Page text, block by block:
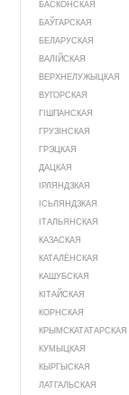
БАСКОНСКАЯ
БАЎГАРСКАЯ
БЕЛАРУСКАЯ
ВАЛІЙСКАЯ
ВЕРХНЕЛУЖЫЦКАЯ
ВУГОРСКАЯ
ГІШПАНСКАЯ
ГРУЗІНСКАЯ
ГРЭЦКАЯ
ДАЦКАЯ
ІРЛЯНДЗКАЯ
ІСЬЛЯНДЗКАЯ
ІТАЛЬЯНСКАЯ
КАЗАСКАЯ
КАТАЛЁНСКАЯ
КАШУБСКАЯ
КІТАЙСКАЯ
КОРНСКАЯ
КРЫМСКАТАТАРСКАЯ
КУМЫЦКАЯ
КЫРГЫСКАЯ
ЛАТГАЛЬСКАЯ